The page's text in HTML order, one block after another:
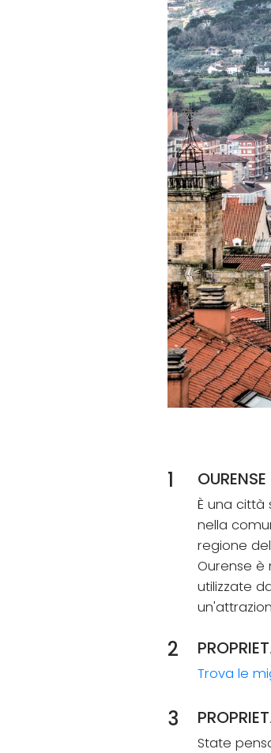
1 OURENSE
È una città
nella
regione
Ourense è
utilizzate
2
Trova le
3
State